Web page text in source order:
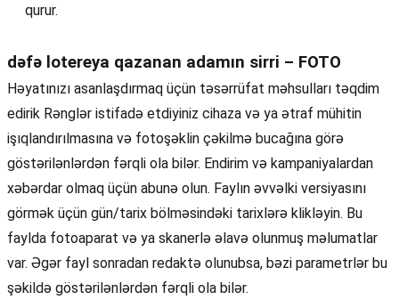
qurur.
dəfə lotereya qazanan adamın sirri – FOTO
Həyatınızı asanlaşdırmaq üçün təsərrüfat məhsulları təqdim
edirik Rənglər istifadə etdiyiniz cihaza və ya ətraf mühitin
işıqlandırılmasına və fotoşəklin çəkilmə bucağına görə
göstərilənlərdən fərqli ola bilər. Endirim və kampaniyalardan
xəbərdar olmaq üçün abunə olun. Faylın əvvəlki versiyasını
görmək üçün gün/tarix bölməsindəki tarixlərə klikləyin. Bu
faylda fotoaparat və ya skanerlə əlavə olunmuş məlumatlar
var. Əgər fayl sonradan redaktə olunubsa, bəzi parametrlər bu
şəkildə göstərilənlərdən fərqli ola bilər.